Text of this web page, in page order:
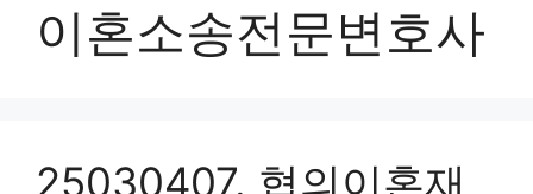
이혼소송전문변호사
25030407. 협의이혼재